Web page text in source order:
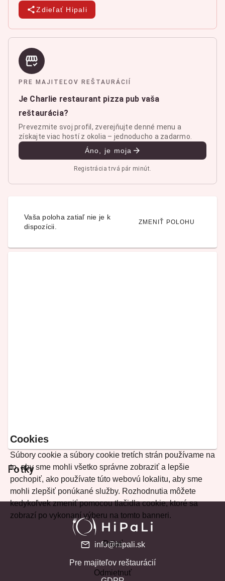
Zdieľať Hipali
PRE MAJITEĽOV REŠTAURÁCIÍ
Je Charlie restaurant pizza pub vaša
reštaurácia?
Prevezmite svoj profil, zverejňujte denné menu a
získajte viac hostí z okolia – jednoducho a zadarmo.
Áno, je moja
Registrácia trvá pár minút.
Vaša poloha zatiaľ nie je k
dispozícii.
ZMENIŤ POLOHU
Fotky
Cookies
Súbory cookie a súbory cookie tretích strán používame na
to, aby sme mohli všetko správne zobraziť a lepšie
pochopiť, ako používate túto webovú lokalitu, aby sme
mohli zlepšiť ponúkané služby. Rozhodnutia môžete
kedykoľvek zmeniť pomocou tlačidla cookie, ktoré sa
zobrazí po vykonaní výberu na tomto banneri.
Prijať
Odmietnuť
info@hipali.sk
Pre majiteľov reštaurácií